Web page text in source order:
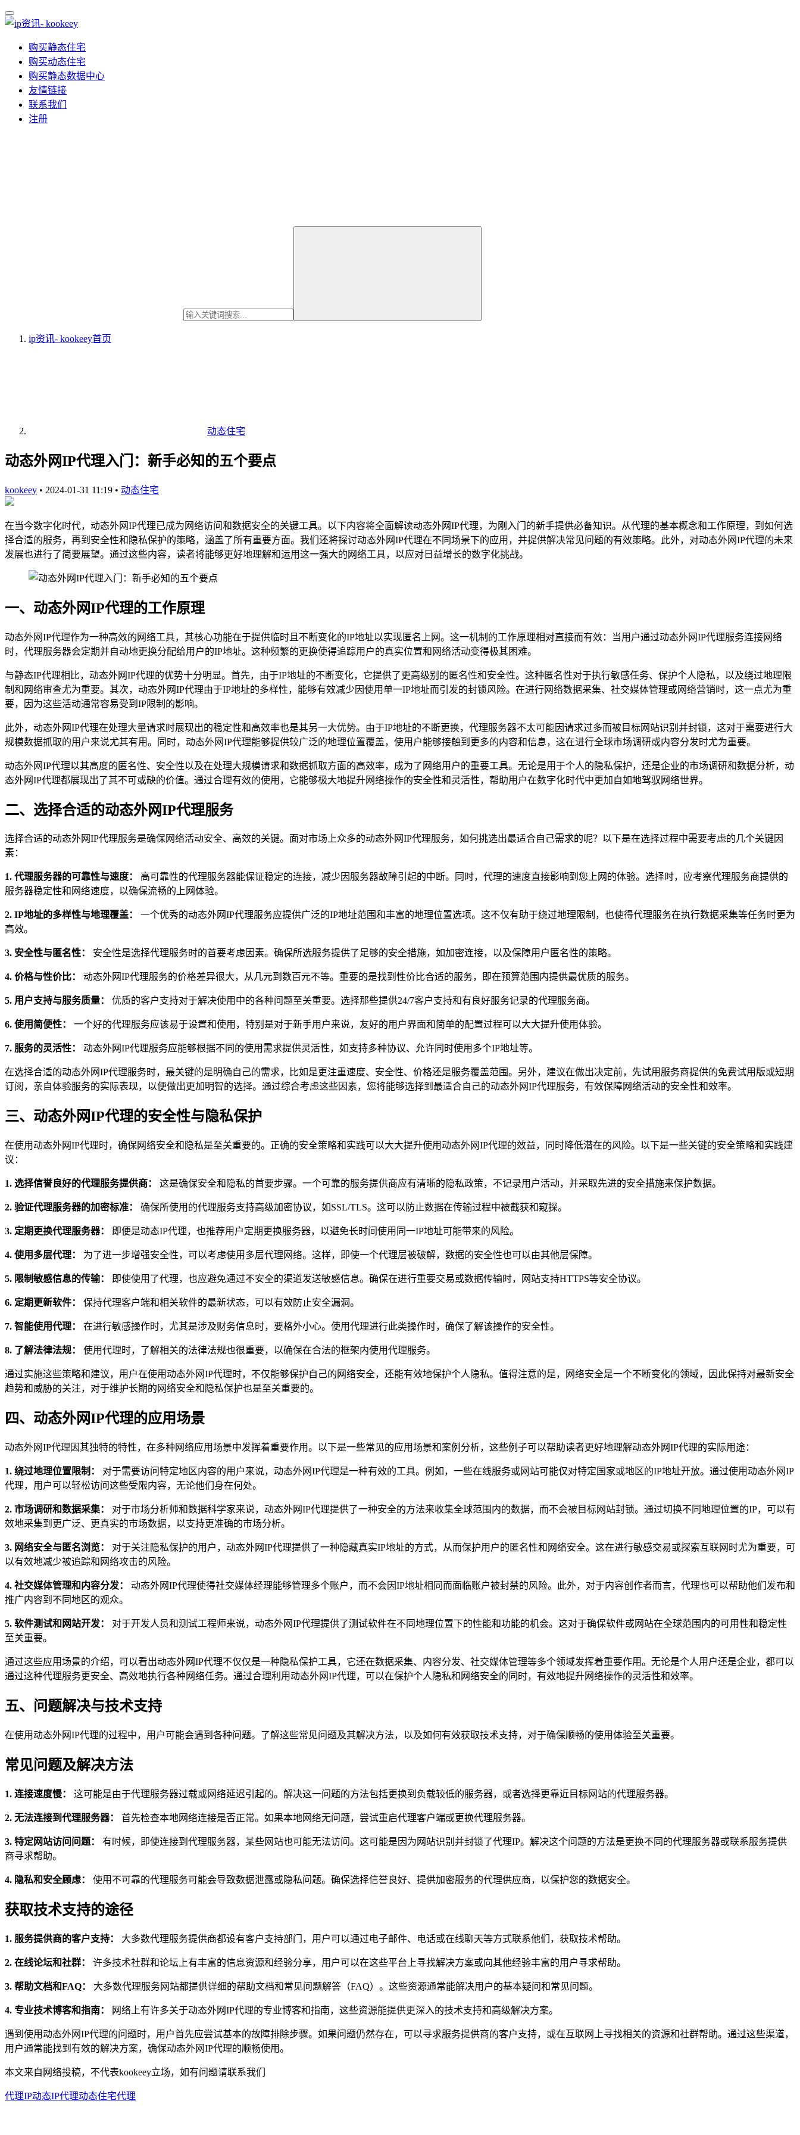
购买静态住宅
购买动态住宅
购买静态数据中心
友情链接
联系我们
注册
ip资讯- kookeey首页
动态住宅
动态外网IP代理入门：新手必知的五个要点
kookeey • 2024-01-31 11:19 • 动态住宅
在当今数字化时代，动态外网IP代理已成为网络访问和数据安全的关键工具。以下内容将全面解读动态外网IP代理，为刚入门的新手提供必备知识。从代理的基本概念和工作原理，到如何选
择合适的服务，再到安全性和隐私保护的策略，涵盖了所有重要方面。我们还将探讨动态外网IP代理在不同场景下的应用，并提供解决常见问题的有效策略。此外，对动态外网IP代理的未来
发展也进行了简要展望。通过这些内容，读者将能够更好地理解和运用这一强大的网络工具，以应对日益增长的数字化挑战。
一、动态外网IP代理的工作原理
动态外网IP代理作为一种高效的网络工具，其核心功能在于提供临时且不断变化的IP地址以实现匿名上网。这一机制的工作原理相对直接而有效：当用户通过动态外网IP代理服务连接网络
时，代理服务器会定期并自动地更换分配给用户的IP地址。这种频繁的更换使得追踪用户的真实位置和网络活动变得极其困难。
与静态IP代理相比，动态外网IP代理的优势十分明显。首先，由于IP地址的不断变化，它提供了更高级别的匿名性和安全性。这种匿名性对于执行敏感任务、保护个人隐私，以及绕过地理限
制和网络审查尤为重要。其次，动态外网IP代理由于IP地址的多样性，能够有效减少因使用单一IP地址而引发的封锁风险。在进行网络数据采集、社交媒体管理或网络营销时，这一点尤为重
要，因为这些活动通常容易受到IP限制的影响。
此外，动态外网IP代理在处理大量请求时展现出的稳定性和高效率也是其另一大优势。由于IP地址的不断更换，代理服务器不太可能因请求过多而被目标网站识别并封锁，这对于需要进行大
规模数据抓取的用户来说尤其有用。同时，动态外网IP代理能够提供较广泛的地理位置覆盖，使用户能够接触到更多的内容和信息，这在进行全球市场调研或内容分发时尤为重要。
动态外网IP代理以其高度的匿名性、安全性以及在处理大规模请求和数据抓取方面的高效率，成为了网络用户的重要工具。无论是用于个人的隐私保护，还是企业的市场调研和数据分析，动
态外网IP代理都展现出了其不可或缺的价值。通过合理有效的使用，它能够极大地提升网络操作的安全性和灵活性，帮助用户在数字化时代中更加自如地驾驭网络世界。
二、选择合适的动态外网IP代理服务
选择合适的动态外网IP代理服务是确保网络活动安全、高效的关键。面对市场上众多的动态外网IP代理服务，如何挑选出最适合自己需求的呢？以下是在选择过程中需要考虑的几个关键因
素：
1. 代理服务器的可靠性与速度：
高可靠性的代理服务器能保证稳定的连接，减少因服务器故障引起的中断。同时，代理的速度直接影响到您上网的体验。选择时，应考察代理服务商提供的
服务器稳定性和网络速度，以确保流畅的上网体验。
2. IP地址的多样性与地理覆盖：
一个优秀的动态外网IP代理服务应提供广泛的IP地址范围和丰富的地理位置选项。这不仅有助于绕过地理限制，也使得代理服务在执行数据采集等任务时更为
高效。
3. 安全性与匿名性： 安全性是选择代理服务时的首要考虑因素。确保所选服务提供了足够的安全措施，如加密连接，以及保障用户匿名性的策略。
4. 价格与性价比： 动态外网IP代理服务的价格差异很大，从几元到数百元不等。重要的是找到性价比合适的服务，即在预算范围内提供最优质的服务。
5. 用户支持与服务质量： 优质的客户支持对于解决使用中的各种问题至关重要。选择那些提供24/7客户支持和有良好服务记录的代理服务商。
6. 使用简便性： 一个好的代理服务应该易于设置和使用，特别是对于新手用户来说，友好的用户界面和简单的配置过程可以大大提升使用体验。
7. 服务的灵活性： 动态外网IP代理服务应能够根据不同的使用需求提供灵活性，如支持多种协议、允许同时使用多个IP地址等。
在选择合适的动态外网IP代理服务时，最关键的是明确自己的需求，比如是更注重速度、安全性、价格还是服务覆盖范围。另外，建议在做出决定前，先试用服务商提供的免费试用版或短期
订阅，亲自体验服务的实际表现，以便做出更加明智的选择。通过综合考虑这些因素，您将能够选择到最适合自己的动态外网IP代理服务，有效保障网络活动的安全性和效率。
三、动态外网IP代理的安全性与隐私保护
在使用动态外网IP代理时，确保网络安全和隐私是至关重要的。正确的安全策略和实践可以大大提升使用动态外网IP代理的效益，同时降低潜在的风险。以下是一些关键的安全策略和实践建
议：
1. 选择信誉良好的代理服务提供商： 这是确保安全和隐私的首要步骤。一个可靠的服务提供商应有清晰的隐私政策，不记录用户活动，并采取先进的安全措施来保护数据。
2. 验证代理服务器的加密标准： 确保所使用的代理服务支持高级加密协议，如SSL/TLS。这可以防止数据在传输过程中被截获和窥探。
3. 定期更换代理服务器： 即便是动态IP代理，也推荐用户定期更换服务器，以避免长时间使用同一IP地址可能带来的风险。
4. 使用多层代理： 为了进一步增强安全性，可以考虑使用多层代理网络。这样，即使一个代理层被破解，数据的安全性也可以由其他层保障。
5. 限制敏感信息的传输： 即使使用了代理，也应避免通过不安全的渠道发送敏感信息。确保在进行重要交易或数据传输时，网站支持HTTPS等安全协议。
6. 定期更新软件： 保持代理客户端和相关软件的最新状态，可以有效防止安全漏洞。
7. 智能使用代理： 在进行敏感操作时，尤其是涉及财务信息时，要格外小心。使用代理进行此类操作时，确保了解该操作的安全性。
8. 了解法律法规： 使用代理时，了解相关的法律法规也很重要，以确保在合法的框架内使用代理服务。
通过实施这些策略和建议，用户在使用动态外网IP代理时，不仅能够保护自己的网络安全，还能有效地保护个人隐私。值得注意的是，网络安全是一个不断变化的领域，因此保持对最新安全
趋势和威胁的关注，对于维护长期的网络安全和隐私保护也是至关重要的。
四、动态外网IP代理的应用场景
动态外网IP代理因其独特的特性，在多种网络应用场景中发挥着重要作用。以下是一些常见的应用场景和案例分析，这些例子可以帮助读者更好地理解动态外网IP代理的实际用途：
1. 绕过地理位置限制：
对于需要访问特定地区内容的用户来说，动态外网IP代理是一种有效的工具。例如，一些在线服务或网站可能仅对特定国家或地区的IP地址开放。通过使用动态外网IP
代理，用户可以轻松访问这些受限内容，无论他们身在何处。
2. 市场调研和数据采集：
对于市场分析师和数据科学家来说，动态外网IP代理提供了一种安全的方法来收集全球范围内的数据，而不会被目标网站封锁。通过切换不同地理位置的IP，可以有
效地采集到更广泛、更真实的市场数据，以支持更准确的市场分析。
3. 网络安全与匿名浏览：
对于关注隐私保护的用户，动态外网IP代理提供了一种隐藏真实IP地址的方式，从而保护用户的匿名性和网络安全。这在进行敏感交易或探索互联网时尤为重要，可
以有效地减少被追踪和网络攻击的风险。
4. 社交媒体管理和内容分发：
动态外网IP代理使得社交媒体经理能够管理多个账户，而不会因IP地址相同而面临账户被封禁的风险。此外，对于内容创作者而言，代理也可以帮助他们发布和
推广内容到不同地区的观众。
5. 软件测试和网站开发：
对于开发人员和测试工程师来说，动态外网IP代理提供了测试软件在不同地理位置下的性能和功能的机会。这对于确保软件或网站在全球范围内的可用性和稳定性
至关重要。
通过这些应用场景的介绍，可以看出动态外网IP代理不仅仅是一种隐私保护工具，它还在数据采集、内容分发、社交媒体管理等多个领域发挥着重要作用。无论是个人用户还是企业，都可以
通过这种代理服务更安全、高效地执行各种网络任务。通过合理利用动态外网IP代理，可以在保护个人隐私和网络安全的同时，有效地提升网络操作的灵活性和效率。
五、问题解决与技术支持
在使用动态外网IP代理的过程中，用户可能会遇到各种问题。了解这些常见问题及其解决方法，以及如何有效获取技术支持，对于确保顺畅的使用体验至关重要。
常见问题及解决方法
1. 连接速度慢： 这可能是由于代理服务器过载或网络延迟引起的。解决这一问题的方法包括更换到负载较低的服务器，或者选择更靠近目标网站的代理服务器。
2. 无法连接到代理服务器： 首先检查本地网络连接是否正常。如果本地网络无问题，尝试重启代理客户端或更换代理服务器。
3. 特定网站访问问题：
有时候，即使连接到代理服务器，某些网站也可能无法访问。这可能是因为网站识别并封锁了代理IP。解决这个问题的方法是更换不同的代理服务器或联系服务提供
商寻求帮助。
4. 隐私和安全顾虑： 使用不可靠的代理服务可能会导致数据泄露或隐私问题。确保选择信誉良好、提供加密服务的代理供应商，以保护您的数据安全。
获取技术支持的途径
1. 服务提供商的客户支持： 大多数代理服务提供商都设有客户支持部门，用户可以通过电子邮件、电话或在线聊天等方式联系他们，获取技术帮助。
2. 在线论坛和社群： 许多技术社群和论坛上有丰富的信息资源和经验分享，用户可以在这些平台上寻找解决方案或向其他经验丰富的用户寻求帮助。
3. 帮助文档和FAQ： 大多数代理服务网站都提供详细的帮助文档和常见问题解答（FAQ）。这些资源通常能解决用户的基本疑问和常见问题。
4. 专业技术博客和指南： 网络上有许多关于动态外网IP代理的专业博客和指南，这些资源能提供更深入的技术支持和高级解决方案。
遇到使用动态外网IP代理的问题时，用户首先应尝试基本的故障排除步骤。如果问题仍然存在，可以寻求服务提供商的客户支持，或在互联网上寻找相关的资源和社群帮助。通过这些渠道，
用户通常能找到有效的解决方案，确保动态外网IP代理的顺畅使用。
本文来自网络投稿，不代表kookeey立场，如有问题请联系我们
代理IP动态IP代理动态住宅代理